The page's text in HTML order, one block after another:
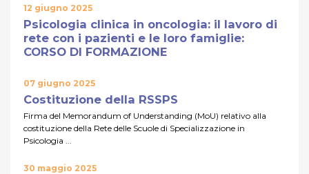
12 giugno 2025
Psicologia clinica in oncologia: il lavoro di
rete con i pazienti e le loro famiglie:
CORSO DI FORMAZIONE
07 giugno 2025
Costituzione della RSSPS
Firma del Memorandum of Understanding (MoU) relativo alla
costituzione della Rete delle Scuole di Specializzazione in
Psicologia ...
30 maggio 2025